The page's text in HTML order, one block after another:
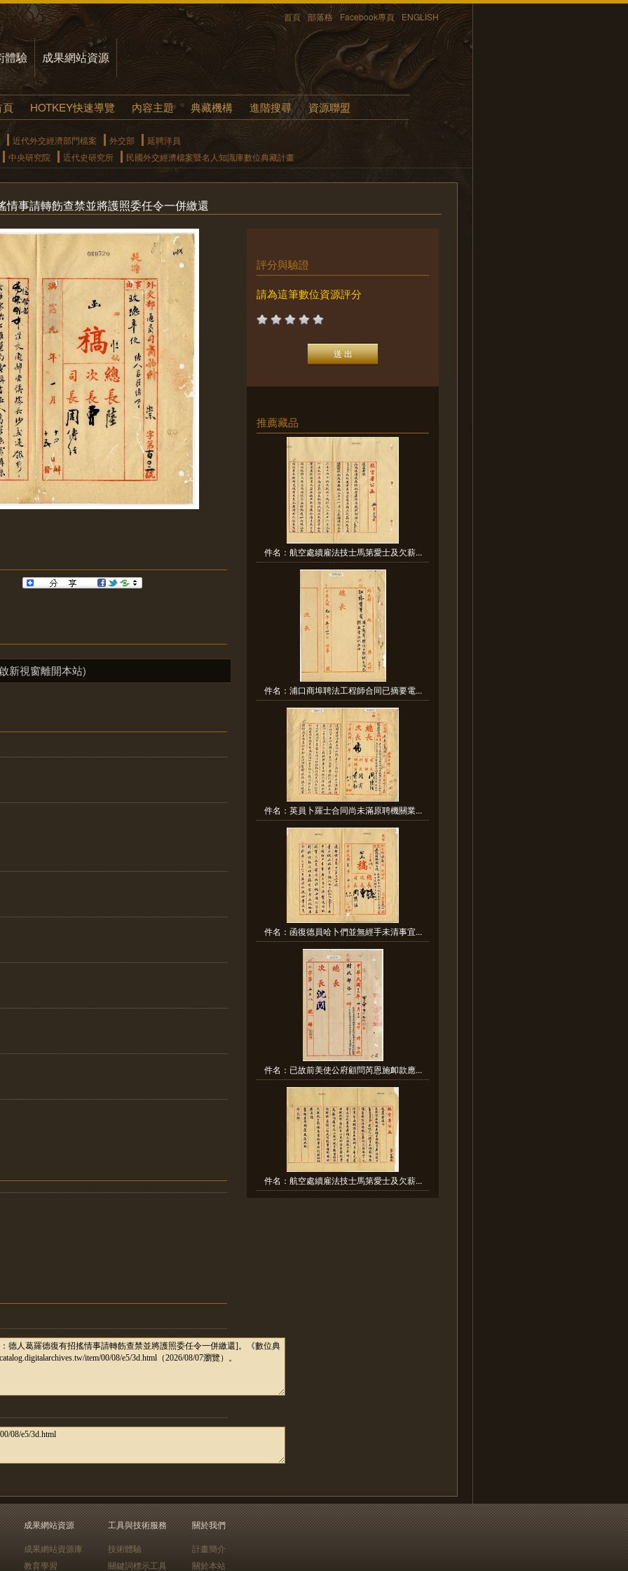
首頁 部落格 Facebook專頁 ENGLISH
體驗 成果網站資源
HOTKEY快速導覽 內容主題 典藏機構 進階搜尋 資源聯盟
近代外交經濟部門檔案 外交部
延聘洋員
中央研究院
近代史研究所 民國外交經濟檔案暨名人知識庫數位典藏計畫
情事請轉飭查禁並將護照委任令一併繳還
新視窗離開本站)
評分與驗證
請為這筆數位資源評分
推薦藏品
件名：航空處續雇法技士馬第愛士及欠薪...
件名：浦口商埠聘法工程師合同已摘要電...
件名：英員卜羅士合同尚未滿原聘機關業...
件名：函復德員哈卜們並無經手未清事宜...
件名：已故前美使公府顧問芮恩施卹款應...
件名：航空處續雇法技士馬第愛士及欠薪...
成果網站資源
成果網站資源庫
教育學習
工具與技術服務
技術體驗
關鍵詞標示工具
關於我們
計畫簡介
關於本站